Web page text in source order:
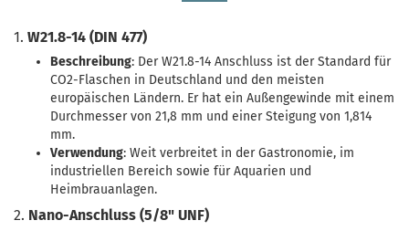
1. W21.8-14 (DIN 477)
Beschreibung: Der W21.8-14 Anschluss ist der Standard für
CO2-Flaschen in Deutschland und den meisten
europäischen Ländern. Er hat ein Außengewinde mit einem
Durchmesser von 21,8 mm und einer Steigung von 1,814
mm.
Verwendung: Weit verbreitet in der Gastronomie, im
industriellen Bereich sowie für Aquarien und
Heimbrauanlagen.
2. Nano-Anschluss (5/8" UNF)